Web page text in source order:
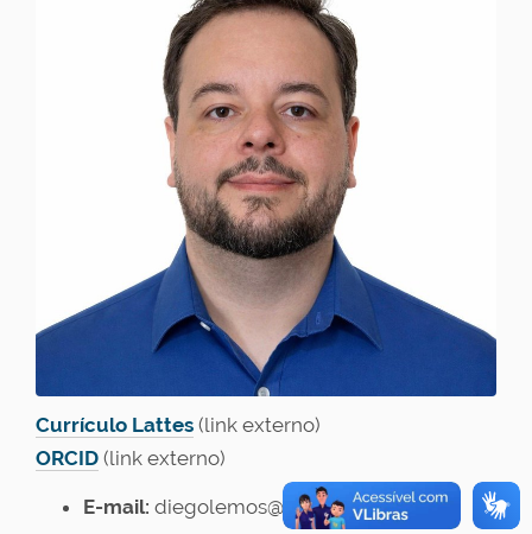
Currículo Lattes (link externo)
ORCID (link externo)
E-mail: diegolemos@ufscar.br